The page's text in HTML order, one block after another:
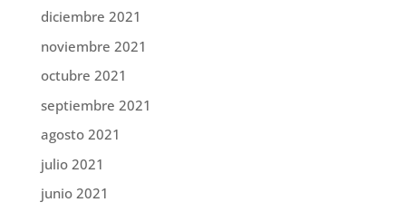
diciembre 2021
noviembre 2021
octubre 2021
septiembre 2021
agosto 2021
julio 2021
junio 2021